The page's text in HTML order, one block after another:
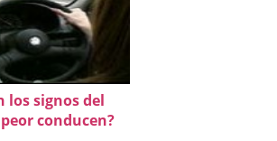
los signos del
conducen?